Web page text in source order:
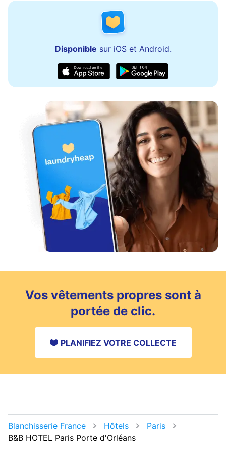
Disponible sur iOS et Android.
Vos vêtements propres sont à
portée de clic.
PLANIFIEZ VOTRE COLLECTE
Blanchisserie France Hôtels
Paris
B&B HOTEL Paris Porte d'Orléans